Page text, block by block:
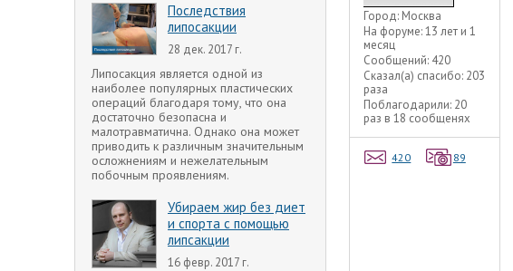
Последствия
липосакции
28 дек. 2017 г.
Липосакция является одной из
наиболее популярных пластических
операций благодаря тому, что она
достаточно безопасна и
малотравматична. Однако она может
приводить к различным значительным
осложнениям и нежелательным
побочным проявлениям.
Убираем жир без диет
и спорта с помощью
липсакции
16 февр. 2017 г.
Город: Москва
На форуме:13 лет и 1
месяц
Сообщений: 420
Сказал(а) спасибо: 203
раза
Поблагодарили: 20
раз в 18 сообщенях
420 89